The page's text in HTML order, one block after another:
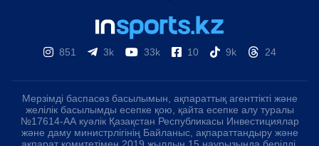
851 3k 33k 10 9k 24
Мерзімді баспасөз басылымын, ақпараттық агенттікті және
желілік басылымды есепке қою, қайта есепке алу туралы
№17614-АА куәлік Қазақстан Республикасы Инвестициялар
және даму министрлігінің Байланыс, ақпараттандыру және